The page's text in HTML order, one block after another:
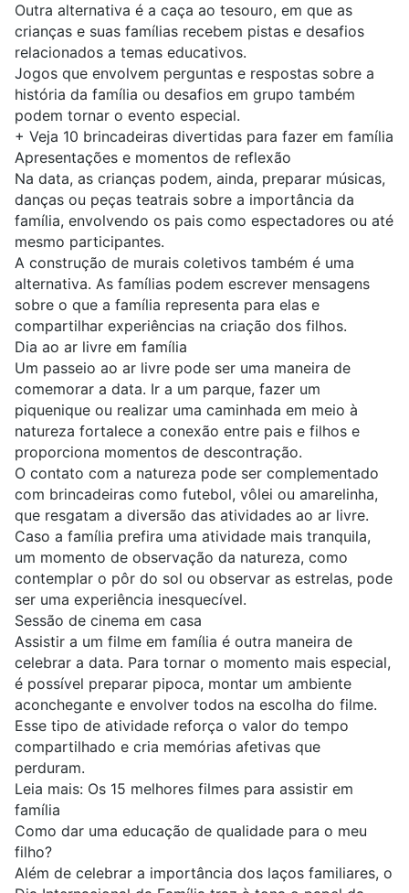
Outra alternativa é a caça ao tesouro, em que as
crianças e suas famílias recebem pistas e desafios
relacionados a temas educativos.
Jogos que envolvem perguntas e respostas sobre a
história da família ou desafios em grupo também
podem tornar o evento especial.
+ Veja 10 brincadeiras divertidas para fazer em família
Apresentações e momentos de reflexão
Na data, as crianças podem, ainda, preparar músicas,
danças ou peças teatrais sobre a importância da
família, envolvendo os pais como espectadores ou até
mesmo participantes.
A construção de murais coletivos também é uma
alternativa. As famílias podem escrever mensagens
sobre o que a família representa para elas e
compartilhar experiências na criação dos filhos.
Dia ao ar livre em família
Um passeio ao ar livre pode ser uma maneira de
comemorar a data. Ir a um parque, fazer um
piquenique ou realizar uma caminhada em meio à
natureza fortalece a conexão entre pais e filhos e
proporciona momentos de descontração.
O contato com a natureza pode ser complementado
com brincadeiras como futebol, vôlei ou amarelinha,
que resgatam a diversão das atividades ao ar livre.
Caso a família prefira uma atividade mais tranquila,
um momento de observação da natureza, como
contemplar o pôr do sol ou observar as estrelas, pode
ser uma experiência inesquecível.
Sessão de cinema em casa
Assistir a um filme em família é outra maneira de
celebrar a data. Para tornar o momento mais especial,
é possível preparar pipoca, montar um ambiente
aconchegante e envolver todos na escolha do filme.
Esse tipo de atividade reforça o valor do tempo
compartilhado e cria memórias afetivas que
perduram.
Leia mais: Os 15 melhores filmes para assistir em
família
Como dar uma educação de qualidade para o meu
filho?
Além de celebrar a importância dos laços familiares, o